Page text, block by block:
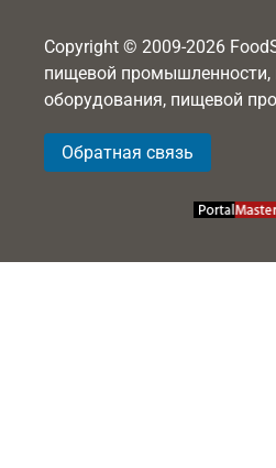
Copyright © 2009-2026
пищевой промышленности,
оборудования, пищевой
Обратная связь